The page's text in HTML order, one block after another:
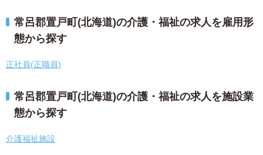
常呂郡置戸町(北海道)の介護・福祉の求人を雇用形
態から探す
正社員(正職員)
常呂郡置戸町(北海道)の介護・福祉の求人を施設業
態から探す
介護福祉施設